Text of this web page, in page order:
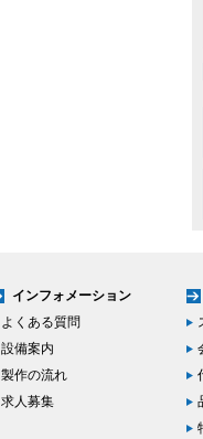
インフォメーション
よくある質問
設備案内
製作の流れ
求人募集